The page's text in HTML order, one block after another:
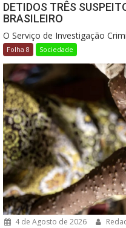
DETIDOS TRÊS
BRASILEIRO
O Serviço de Investigação
Folha 8 Sociedade
4 de Agosto de 2026